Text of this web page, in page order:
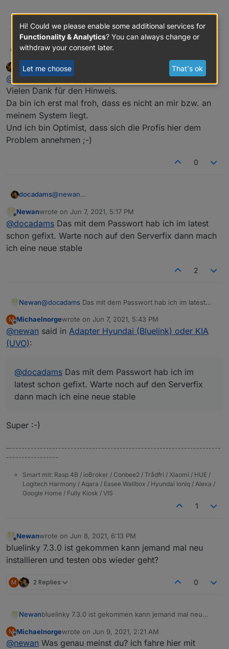
0
ftd@docadamsNein, ja.
Ich nutze den Adapter nicht. Ich nutze das Script von
Der Kollege im openWB Forum hat am 04.06. die
Serveränderung bei KIA festgestellt.
https://openwb.de/forum/viewtopic.php?
f=12&t=3137&start=20
auch keine SoC Daten mehr über das openWB Script
bekommen. Nach dem Fix im Script (ich denke, es waren
Offline
docadamswrote on
last edited by
@
ftd
Vielen Dank für den Hinweis.
Da bin ich erst mal froh, dass es nicht an mir bzw. an
meinem System liegt.
Und ich bin Optimist, dass sich die Profis hier dem
Problem annehmen ;-)
0
docadams@newan
Konfigurationsseite im Klartext. Auch wenn man die
Seite schließt und wieder öffnet.
Was als Punkte dargestellt wird ist die PIN, die man
machen will.
Aber eigentlich bin ich wegen was Anderem hier.
Funktioniert das Modul bei euch noch?
Seit dem 3.6.20 werden die Daten nicht mehr
aktualisiert.
Im Log steht:
Error
Obwohl ich bei meinen Zugangsdaten nichts
Offline
Newanwrote on Jun 7, 2021, 5:17 PM
last edited by
@docadams Das mit dem Passwort hab ich im latest
schon gefixt. Warte noch auf den Serverfix dann mach
ich eine neue stable
2
Newan@docadams Das mit dem Passwort hab ich im latest
ich eine neue stable
M Michaelnorgewrote on Jun 7, 2021, 5:43 PM
last edited by
@newan said in Adapter Hyundai (Bluelink) oder KIA
(UVO):
@docadams Das mit dem Passwort hab ich im
latest schon gefixt. Warte noch auf den Serverfix
dann mach ich eine neue stable
Super :-)
–---------------------------------------------------------------------
-----------------
Smart mit: Rasp 4B / ioBroker / Conbee2 / Trådfri / Xiaomi / HUE /
Logitech Harmony / Aqara / Easee Wallbox / Hyundai Ioniq / Alexa /
Google Home / Fully Kiosk / VIS
1
Offline
Newanwrote on Jun 8, 2021, 6:13 PM
last edited by
bluelinky 7.3.0 ist gekommen kann jemand mal neu
installieren und testen obs wieder geht?
M 2 Replies 0
Newanbluelinky 7.3.0 ist gekommen kann jemand mal neu
M Michaelnorgewrote on Jun 9, 2021, 2:21 AM
last edited by
@newan Was genau meinst du? ich fahre hier mit
Hi! Could we please enable some additional services for
Functionality & Analytics? You can always change or
withdraw your consent later.
Let me choose That's ok